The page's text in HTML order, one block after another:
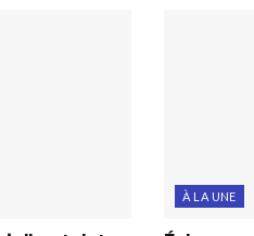
À LA UNE